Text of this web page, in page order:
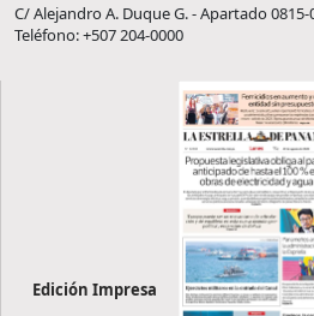
C/ Alejandro A. Duque G. - Apartado 0815-
Teléfono: +507 204-0000
Edición Impresa